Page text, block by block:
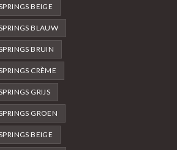
BEIGE
BLAUW
BRUIN
CRÈME
GRIJS
GROEN
BEIGE